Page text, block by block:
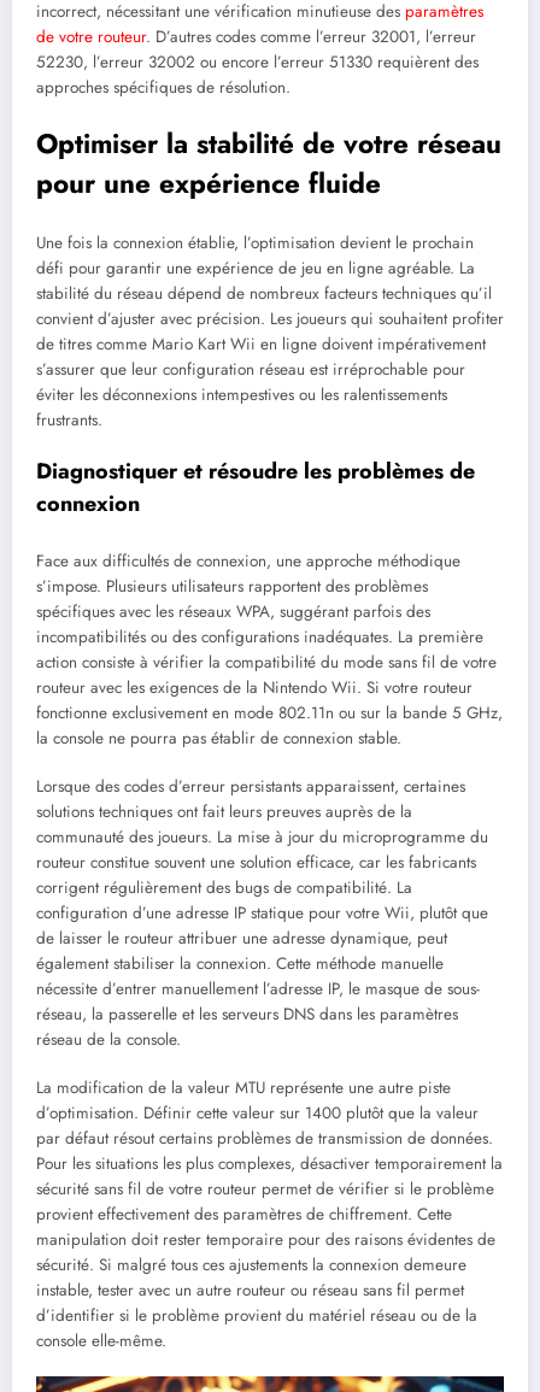
incorrect, nécessitant une vérification minutieuse des paramètres
de votre routeur. D’autres codes comme l’erreur 32001, l’erreur
52230, l’erreur 32002 ou encore l’erreur 51330 requièrent des
approches spécifiques de résolution.
Optimiser la stabilité de votre réseau
pour une expérience fluide
Une fois la connexion établie, l’optimisation devient le prochain
défi pour garantir une expérience de jeu en ligne agréable. La
stabilité du réseau dépend de nombreux facteurs techniques qu’il
convient d’ajuster avec précision. Les joueurs qui souhaitent profiter
de titres comme Mario Kart Wii en ligne doivent impérativement
s’assurer que leur configuration réseau est irréprochable pour
éviter les déconnexions intempestives ou les ralentissements
frustrants.
Diagnostiquer et résoudre les problèmes de
connexion
Face aux difficultés de connexion, une approche méthodique
s’impose. Plusieurs utilisateurs rapportent des problèmes
spécifiques avec les réseaux WPA, suggérant parfois des
incompatibilités ou des configurations inadéquates. La première
action consiste à vérifier la compatibilité du mode sans fil de votre
routeur avec les exigences de la Nintendo Wii. Si votre routeur
fonctionne exclusivement en mode 802.11n ou sur la bande 5 GHz,
la console ne pourra pas établir de connexion stable.
Lorsque des codes d’erreur persistants apparaissent, certaines
solutions techniques ont fait leurs preuves auprès de la
communauté des joueurs. La mise à jour du microprogramme du
routeur constitue souvent une solution efficace, car les fabricants
corrigent régulièrement des bugs de compatibilité. La
configuration d’une adresse IP statique pour votre Wii, plutôt que
de laisser le routeur attribuer une adresse dynamique, peut
également stabiliser la connexion. Cette méthode manuelle
nécessite d’entrer manuellement l’adresse IP, le masque de sous-
réseau, la passerelle et les serveurs DNS dans les paramètres
réseau de la console.
La modification de la valeur MTU représente une autre piste
d’optimisation. Définir cette valeur sur 1400 plutôt que la valeur
par défaut résout certains problèmes de transmission de données.
Pour les situations les plus complexes, désactiver temporairement la
sécurité sans fil de votre routeur permet de vérifier si le problème
provient effectivement des paramètres de chiffrement. Cette
manipulation doit rester temporaire pour des raisons évidentes de
sécurité. Si malgré tous ces ajustements la connexion demeure
instable, tester avec un autre routeur ou réseau sans fil permet
d’identifier si le problème provient du matériel réseau ou de la
console elle-même.